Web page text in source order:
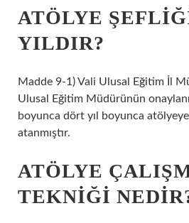
ATÖLYE
YILDIR?
Madde 9-1) Vali Ulusal Eğitim İl
Ulusal Eğitim Müdürünün
boyunca dört yıl boyunca
atanmıştır.
ATÖLYE
TEKNIĞI